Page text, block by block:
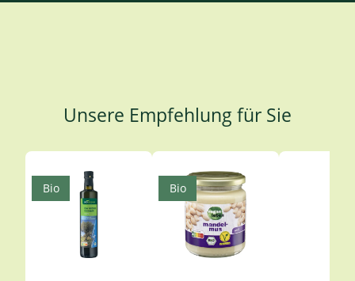
Unsere Empfehlung für Sie
Produktgalerie überspringen
Bio Bio